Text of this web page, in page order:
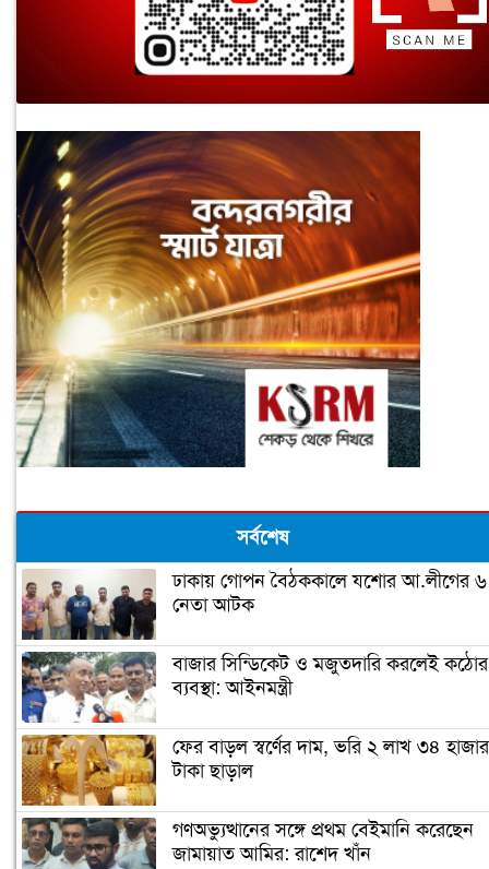
সর্বশেষ
ঢাকায় গোপন বৈঠককালে যশোর আ.লীগের ৬
নেতা আটক
বাজার সিন্ডিকেট ও মজুতদারি করলেই কঠোর
ব্যবস্থা: আইনমন্ত্রী
ফের বাড়ল স্বর্ণের দাম, ভরি ২ লাখ ৩৪ হাজার
টাকা ছাড়াল
গণঅভ্যুত্থানের সঙ্গে প্রথম বেইমানি করেছেন
জামায়াত আমির: রাশেদ খাঁন